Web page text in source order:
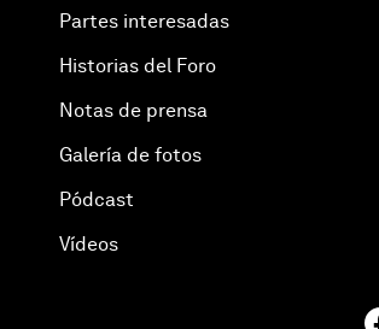
Partes interesadas
Historias del Foro
Notas de prensa
Galería de fotos
Pódcast
Vídeos